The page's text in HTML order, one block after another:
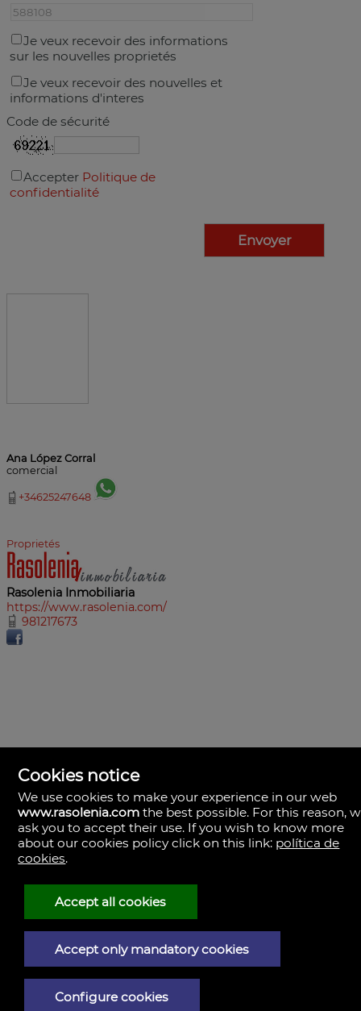
Je veux recevoir des informations
sur les nouvelles proprietés
Je veux recevoir des nouvelles et
informations d'interes
Code de sécurité
Accepter Politique de
confidentialité
Ana López Corral
comercial
+34625247648
Proprietés
Rasolenia Inmobiliaria
https://www.rasolenia.com/
981217673
Rasolenia Inmobiliaria
15003 Coruña (A), la Coruña
Espagne
Mention légale
Politique de confidentialité
Politique de cookies
Cookies notice
We use cookies to make your experience in our web
www.rasolenia.com the best possible. For this reason,
ask you to accept their use. If you wish to know more
about our cookies policy click on this link: política de
cookies.
Accept all cookies
Accept only mandatory cookies
Configure cookies